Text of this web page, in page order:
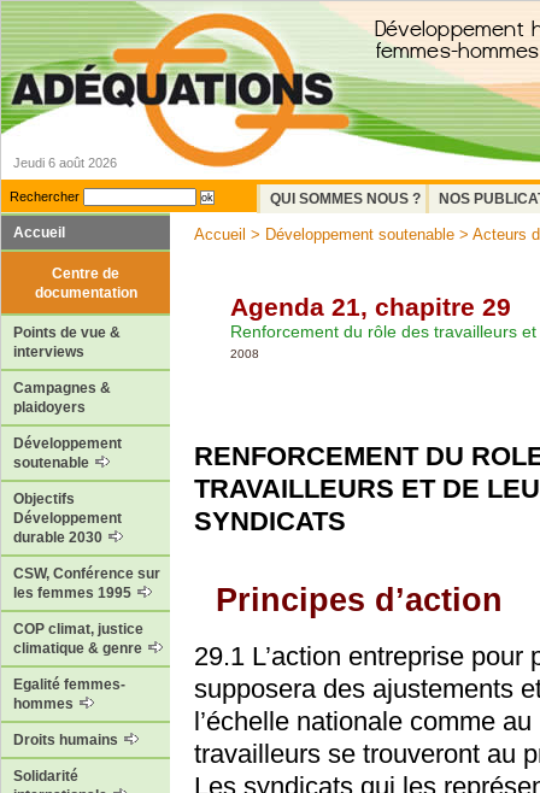
Jeudi 6 août 2026
Rechercher QUI SOMMES NOUS ?
NOS
Accueil
Centre de
documentation
Points de vue &
interviews
Campagnes &
plaidoyers
Développement
soutenable
Objectifs
Développement
durable 2030
CSW, Conférence sur
les femmes 1995
COP climat, justice
climatique & genre
Egalité femmes-
hommes
Droits humains
Solidarité
Accueil > Développement soutenable > Acteurs
Agenda 21, chapitre 29
Renforcement du rôle des travailleurs
2008
RENFORCEMENT DU
TRAVAILLEURS ET DE
SYNDICATS
Principes d’action
29.1 L’action entreprise
supposera des ajustements
l’échelle nationale comme
travailleurs se trouveront au
Les syndicats qui les